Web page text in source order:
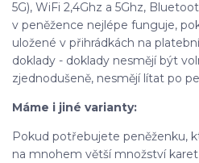
5G), WiFi 2,4Ghz a 5Ghz,
v peněžence nejlépe funguje,
uložené v přihrádkách na
doklady - doklady nesmějí být
zjednodušeně, nesmějí lítat po
Máme i jiné varianty:
Pokud potřebujete peněženku,
na mnohem větší množství